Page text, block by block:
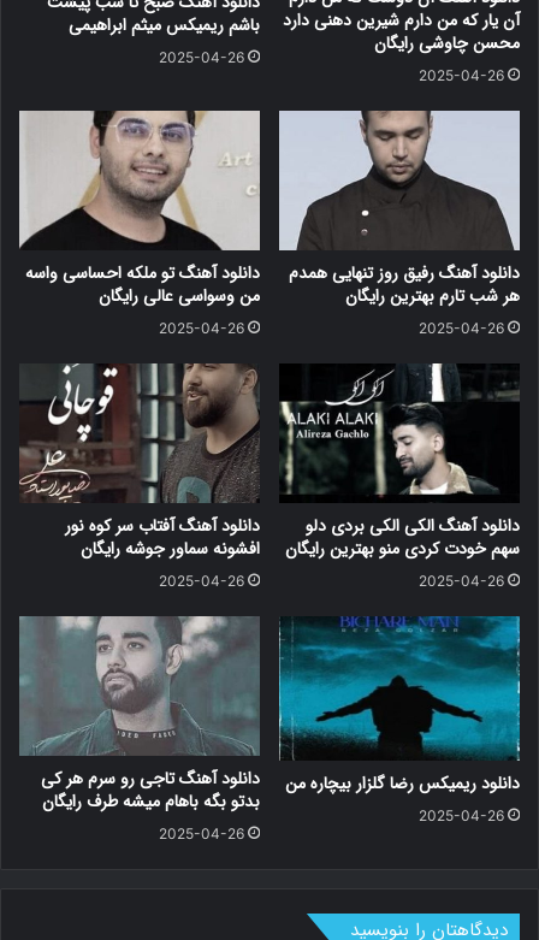
آن یار که من دارم شیرین دهنی دارد
محسن چاوشی رایگان
2025-04-26
باشم ریمیکس میثم ابراهیمی
2025-04-26
دانلود آهنگ رفیق روز تنهایی همدم
هر شب تارم بهترین رایگان
2025-04-26
دانلود آهنگ تو ملکه احساسی واسه
من وسواسی عالی رایگان
2025-04-26
دانلود آهنگ الکی الکی بردی دلو
سهم خودت کردی منو بهترین رایگان
2025-04-26
دانلود آهنگ آفتاب سر کوه نور
افشونه سماور جوشه رایگان
2025-04-26
دانلود ریمیکس رضا گلزار بیچاره من
2025-04-26
دانلود آهنگ تاجی رو سرم هر کی
بدتو بگه باهام میشه طرف رایگان
2025-04-26
دیدگاهتان را بنویسید